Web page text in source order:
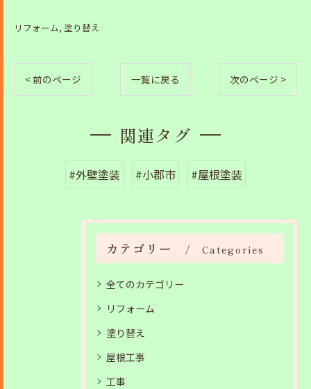
リフォーム 塗り替え
< 前のページ 一覧に戻る 次のページ >
関連タグ
#外壁塗装 #小郡市 #屋根塗装
カテゴリー Categories
全てのカテゴリー
リフォーム
塗り替え
屋根工事
工事